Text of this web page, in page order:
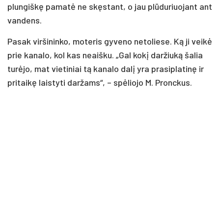
plungiškę pamatė ne skęstant, o jau plūduriuojant ant
vandens.
Pasak viršininko, moteris gyveno netoliese. Ką ji veikė
prie kanalo, kol kas neaišku. „Gal kokį daržiuką šalia
turėjo, mat vietiniai tą kanalo dalį yra prasiplatinę ir
pritaikę laistyti daržams“, – spėliojo M. Pronckus.